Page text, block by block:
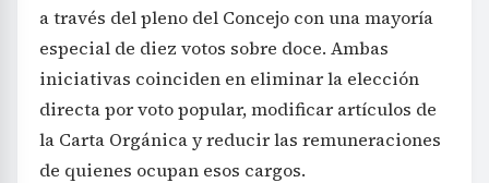
a través del pleno del Concejo con una mayoría
especial de diez votos sobre doce. Ambas
iniciativas coinciden en eliminar la elección
directa por voto popular, modificar artículos de
la Carta Orgánica y reducir las remuneraciones
de quienes ocupan esos cargos.